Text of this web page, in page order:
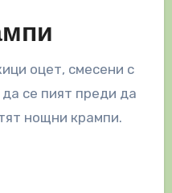
оцет, смесени с
се пият преди да
нощни крампи.